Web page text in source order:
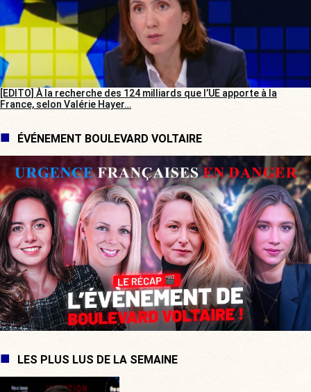
[EDITO] À la recherche des 124 milliards que l’UE apporte à la
France, selon Valérie Hayer…
ÉVÉNEMENT BOULEVARD VOLTAIRE
LES PLUS LUS DE LA SEMAINE